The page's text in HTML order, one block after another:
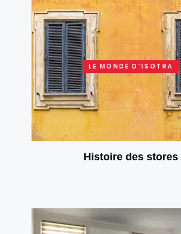
LE MONDE D'ISOTRA
Histoire des stores